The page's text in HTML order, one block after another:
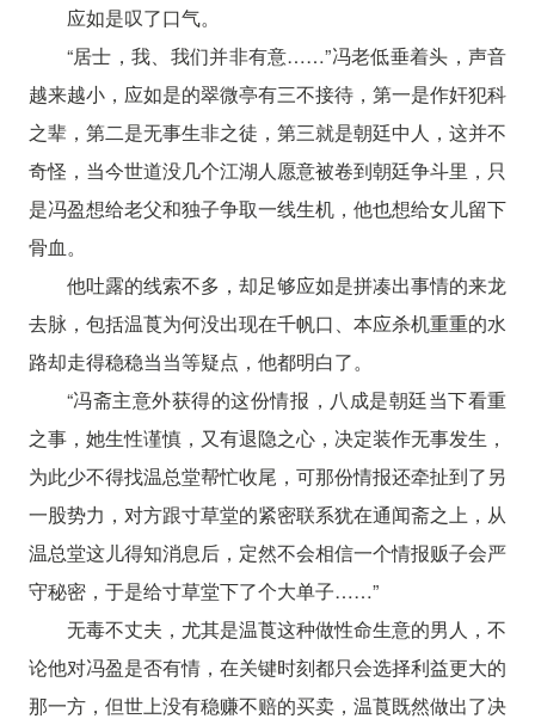
应如是叹了口气。
“居士，我、我们并非有意……”冯老低垂着头，声音
越来越小，应如是的翠微亭有三不接待，第一是作奸犯科
之辈，第二是无事生非之徒，第三就是朝廷中人，这并不
奇怪，当今世道没几个江湖人愿意被卷到朝廷争斗里，只
是冯盈想给老父和独子争取一线生机，他也想给女儿留下
骨血。
他吐露的线索不多，却足够应如是拼凑出事情的来龙
去脉，包括温莨为何没出现在千帆口、本应杀机重重的水
路却走得稳稳当当等疑点，他都明白了。
“冯斋主意外获得的这份情报，八成是朝廷当下看重
之事，她生性谨慎，又有退隐之心，决定装作无事发生，
为此少不得找温总堂帮忙收尾，可那份情报还牵扯到了另
一股势力，对方跟寸草堂的紧密联系犹在通闻斋之上，从
温总堂这儿得知消息后，定然不会相信一个情报贩子会严
守秘密，于是给寸草堂下了个大单子……”
无毒不丈夫，尤其是温莨这种做性命生意的男人，不
论他对冯盈是否有情，在关键时刻都只会选择利益更大的
那一方，但世上没有稳赚不赔的买卖，温莨既然做出了决